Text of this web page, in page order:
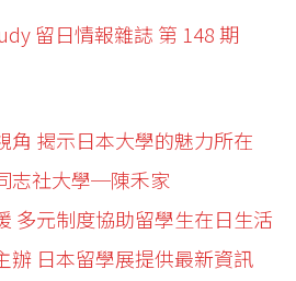
留日情報雜誌 第 148 期
角 揭示日本大學的魅力所在
志社大學─陳禾家
多元制度協助留學生在日生活
辦 日本留學展提供最新資訊